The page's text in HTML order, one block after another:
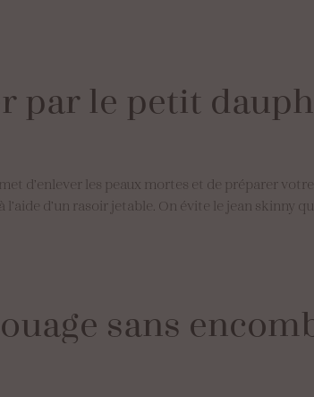
par le petit
d’enlever les peaux mortes et de préparer
d’un rasoir jetable. On évite le jean skinny
sans